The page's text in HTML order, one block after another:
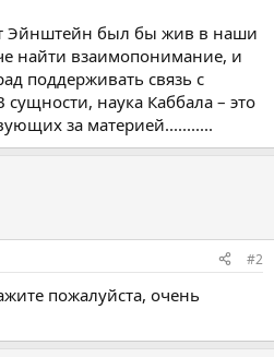
Эйнштейн был бы жив в наши
найти взаимопонимание, и
поддерживать связь с
наука Каббала – это
за материей...........
#2
пожалуйста, очень